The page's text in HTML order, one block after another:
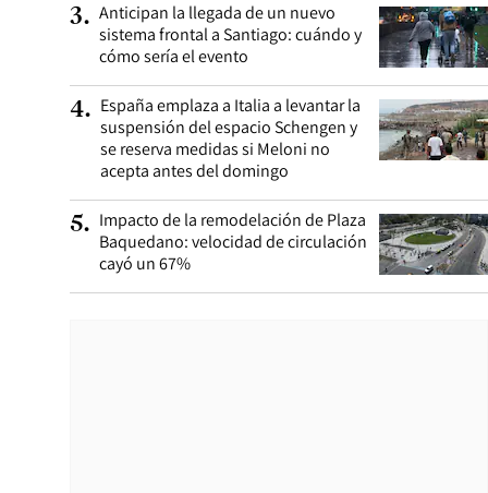
3. Anticipan la llegada de un nuevo
sistema frontal a Santiago: cuándo y
cómo sería el evento
4. España emplaza a Italia a levantar la
suspensión del espacio Schengen y
se reserva medidas si Meloni no
acepta antes del domingo
5. Impacto de la remodelación de Plaza
Baquedano: velocidad de circulación
cayó un 67%